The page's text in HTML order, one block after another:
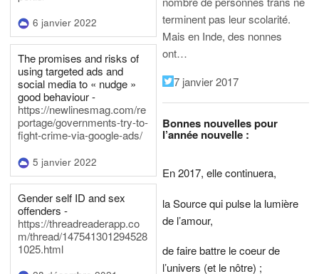
6 janvier 2022
The promises and risks of
using targeted ads and
social media to « nudge »
good behaviour -
https://newlinesmag.com/re
portage/governments-try-to-
fight-crime-via-google-ads/
5 janvier 2022
Gender self ID and sex
offenders -
https://threadreaderapp.co
m/thread/147541301294528
1025.html
terminent pas leur scolarité.
Mais en Inde, des nonnes
ont…
7 janvier 2017
Bonnes nouvelles pour
l’année nouvelle :
En 2017, elle continuera,
la Source qui pulse la lumière
de l’amour,
de faire battre le coeur de
l’univers (et le nôtre) ;